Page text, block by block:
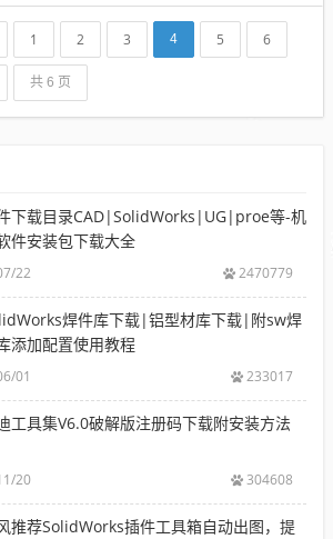
1 2 3 4 5 6
共 6 页
下载目录CAD|SolidWorks|UG|proe等-机
件安装包下载大全
22 2470779
焊件库下载|铝型材库下载|附sw焊
添加配置使用教程
01 233017
工具集V6.0破解版注册码下载附安装方法
20 304608
推荐SolidWorks插件工具箱自动出图，提